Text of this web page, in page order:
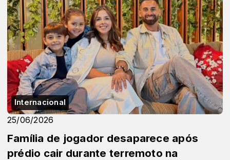
Internacional
25/06/2026
Família de jogador desaparece após
prédio cair durante terremoto na